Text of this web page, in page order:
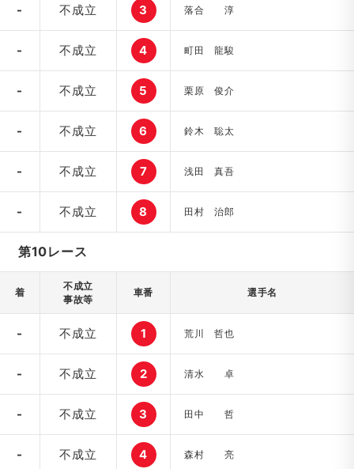
- 不成立 3 落合 淳
- 不成立 4 町田 龍駿
- 不成立 5 栗原 俊介
- 不成立 6 鈴木 聡太
- 不成立 7 浅田 真吾
- 不成立 8 田村 治郎
第10レース
着
不成立
事故等
車番 選手名
- 不成立 1 荒川 哲也
- 不成立 2 清水 卓
- 不成立 3 田中 哲
- 不成立 4 森村 亮